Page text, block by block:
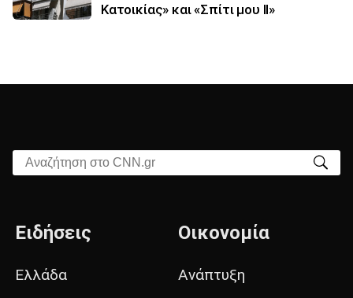
Κατοικίας» και «Σπίτι μου ΙΙ»
Αναζήτηση στο CNN.gr
Ειδήσεις
Ελλάδα
Οικονομία
Ανάπτυξη